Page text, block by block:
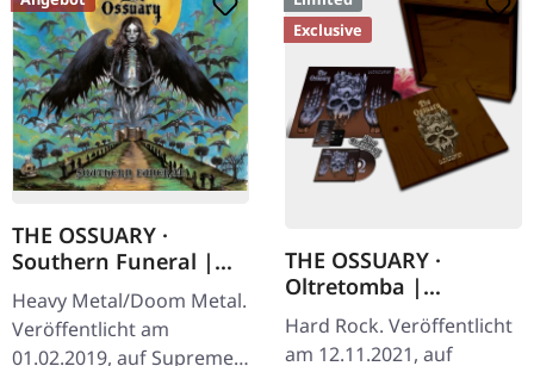
THE OSSUARY ·
Southern Funeral |
DIGIPAK CD
Heavy Metal/Doom Metal.
Veröffentlicht am
01.02.2019, auf Supreme
Exclusive
THE OSSUARY ·
Oltretomba |
WOODEN LP/CD/TAPE
BOX
Hard Rock. Veröffentlicht
am 12.11.2021, auf